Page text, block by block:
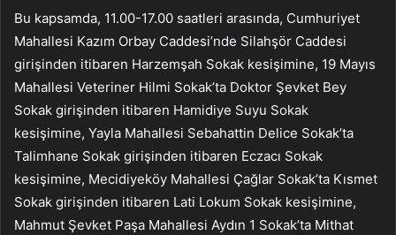
Bu kapsamda, 11.00-17.00 saatleri arasında, Cumhuriyet
Mahallesi Kazım Orbay Caddesi’nde Silahşör Caddesi
girişinden itibaren Harzemşah Sokak kesişimine, 19 Mayıs
Mahallesi Veteriner Hilmi Sokak’ta Doktor Şevket Bey
Sokak girişinden itibaren Hamidiye Suyu Sokak
kesişimine, Yayla Mahallesi Sebahattin Delice Sokak’ta
Talimhane Sokak girişinden itibaren Eczacı Sokak
kesişimine, Mecidiyeköy Mahallesi Çağlar Sokak’ta Kısmet
Sokak girişinden itibaren Lati Lokum Sokak kesişimine,
Mahmut Şevket Paşa Mahallesi Aydın 1 Sokak’ta Mithat